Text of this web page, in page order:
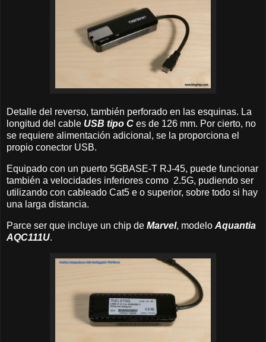
Detalle del reverso, también perforado en las esquinas. La
longitud del cable USB tipo C es de 126 mm. Por cierto, no
se requiere alimentación adicional, se la proporciona el
propio conector USB.
Equipado con un puerto 5GBASE-T RJ-45, puede funcionar
también a velocidades inferiores como 2.5G, pudiendo ser
utilizando con cableado Cat5 e o superior, sobre todo si hay
una larga distancia.
Parce ser que incluye un chip de Marvel, modelo Aquantia
AQC111U.